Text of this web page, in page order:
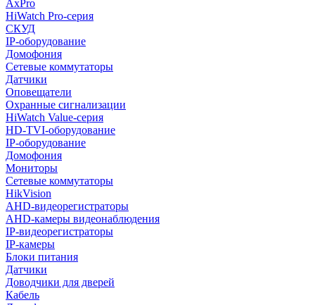
AxPro
HiWatch Pro-серия
CКУД
IP-оборудование
Домофония
Сетевые коммутаторы
Датчики
Оповещатели
Охранные сигнализации
HiWatch Value-серия
HD-TVI-оборудование
IP-оборудование
Домофония
Мониторы
Сетевые коммутаторы
HikVision
AHD-видеорегистраторы
AHD-камеры видеонаблюдения
IP-видеорегистраторы
IP-камеры
Блоки питания
Датчики
Доводчики для дверей
Кабель